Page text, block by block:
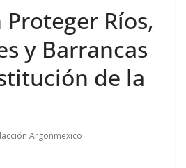
Ríos,
y Barrancas
de la
Argonmexico